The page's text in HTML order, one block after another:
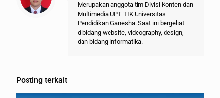
Merupakan anggota tim Divisi Konten dan
Multimedia UPT TIK Universitas
Pendidikan Ganesha. Saat ini bergeliat
dibidang website, videography, design,
dan bidang informatika.
Posting terkait